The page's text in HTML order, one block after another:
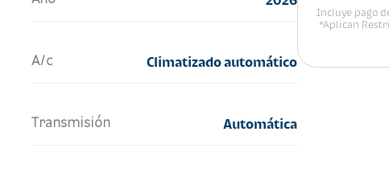
A/c Climatizado automático
Transmisión Automática
Incluye pago
*Aplican